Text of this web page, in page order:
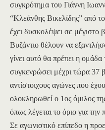
συγκρότημα του Γιάννη
“Κλεάνθης Βικελίδης” από
έχει δυσκολέψει σε
Βυζάντιο θέλουν να
γίνει αυτό θα πρέπει η
συγκενρώσει μέχρι τώρα 37
αντίστοιχους αγώνες που
ολοκληρωθεί ο 1ος όμιλος
όπως λέγεται το όριο για την
Σε αγωνιστικό επίπεδο η